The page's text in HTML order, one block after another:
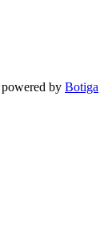
by Botiga